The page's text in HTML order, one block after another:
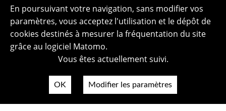
En poursuivant votre navigation, sans modifier vos
paramètres, vous acceptez l'utilisation et le dépôt de
cookies destinés à mesurer la fréquentation du site
grâce au logiciel Matomo.
Vous êtes actuellement suivi.
OK Modifier les paramètres